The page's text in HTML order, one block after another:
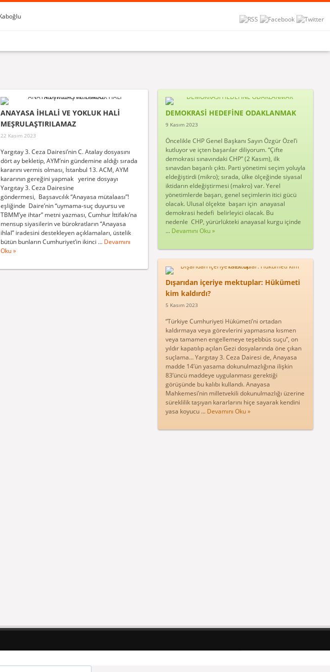
ANAYASA İHLALİ VE YOKLUK HALİ
MEŞRULAŞTIRILAMAZ
22 Kasım 2023
Yargıtay 3. Ceza Dairesi’nin C. Atalay dosyasını
dört ay bekletip, AYM’nin gündemine aldığı sırada
kararını vermis olması, İstanbul 13. ACM, AYM
kararının gereğini yapmak yerine dosyayı
Yargıtay 3. Ceza Dairesine
göndermesi, Başsavcılık “Anayasa mütalaası”!
eşliğinde Daire’nin “uymama-suç duyursu ve
TBMM’ye ihtar” metni yazması, Cumhur İttifakı’na
mensup siyasilerin ve bürokratların “Anayasa
ihlal” iradesini destekleyen açıklamaları, üstelik
bütün bunların Cumhuriyet’in ikinci ... Devamını
Oku »
DEMOKRASİ HEDEFİNE ODAKLANMAK
9 Kasım 2023
Öncelikle CHP Genel Başkanı Sayın Özgür Özel’i
kutluyor ve içten başarılar diliyorum. “Çifte
demokrasi sınavındaki CHP” (2 Kasım), ilk
sınavdan başarılı çıktı. Parti yönetimi seçim yoluyla
eldeğiştirdi (mikro); sırada, ülke ölçeğinde siyasal
iktidarın eldeğiştirmesi (makro) var. Yerel
yönetimlerde başarı, genel seçimlerin itici gücü
olacak. Ulusal ölçekte başarı için anayasal
demokrasi hedefi belirleyici olacak. Bu
nedenle CHP, yürürlükteki anayasal kurgu içinde
... Devamını Oku »
Dışarıdan içeriye mektuplar: Hükümeti
kim kaldırdı?
5 Kasım 2023
“Türkiye Cumhuriyeti Hükümeti’ni ortadan
kaldırmaya veya görevlerini yapmasına kısmen
veya tamamen engellemeye teşebbüs suçu”, on
yıldır kapatılıp açılan Gezi dosyalarında öne çıkan
suçlama… Yargıtay 3. Ceza Dairesi de, Anayasa
madde 14’ün yasama dokunulmazlığına ilişkin
83’üncü maddeye uygulanması gerektiği
görüşünde bu kalıbı kullandı. Anayasa
Mahkemesi’nin milletvekili dokunulmazlığı üzerine
süreklilik taşıyan kararlarını hiçe sayarak kendini
yasa koyucu ... Devamını Oku »